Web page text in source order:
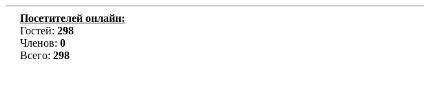
Посетителей онлайн:
Гостей: 298
Членов: 0
Всего: 298